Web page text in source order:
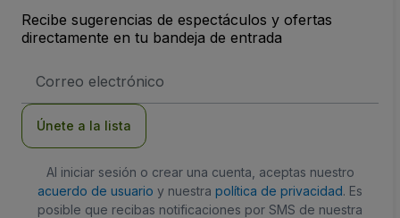
Recibe sugerencias de espectáculos y ofertas
directamente en tu bandeja de entrada
de
Únete a la lista
Al iniciar sesión o crear una cuenta, aceptas nuestro
acuerdo de usuario y nuestra política de privacidad. Es
posible que recibas notificaciones por SMS de nuestra